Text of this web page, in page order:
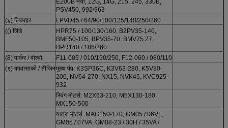
E200B नया, 12G, 14G, 215, 245, 330B,
PSV450, 992/963
(६) लिबरहर
LPVD45 / 64/90/100/125/140/250/260
(() लिंडे
HPR75 / 100/130/160, B2PV35-140,
BMF50-105, BPV35-70, BMV75.27,
BPR140 / 186/260
(8) पार्कर / वोल्वो
F11-005 / 010/150/250, F12-060 / 080/110
(९) कावासाकी / तीजिनमुख्य पंप: K3SP36C, K3V63-280, K5V80-
200, NV64-270, NX15, NVK45, KVC925-
932
स्विंग मोटर्स: M2X63-210, M5X130-180,
MX150-500
यात्रा मोटर्स: MAG150-170, GM05 / 06VL,
GM05 / 07VA, GM08-23 / 30H / 35VA /